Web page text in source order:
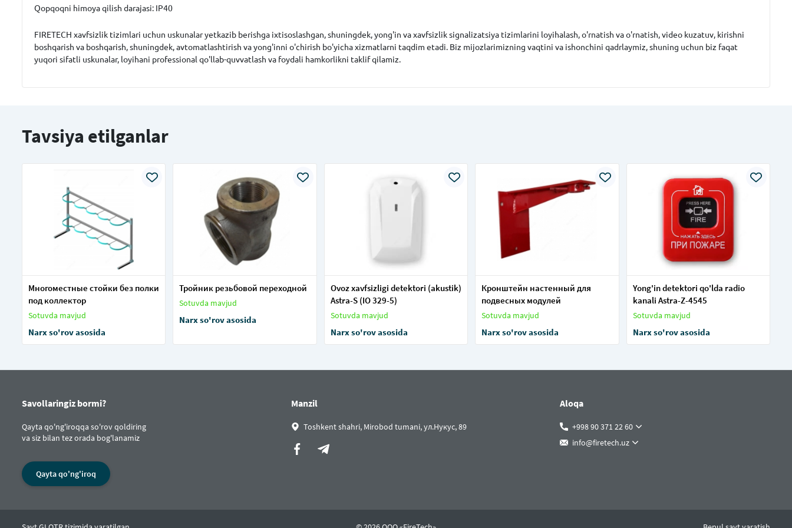
Qopqoqni himoya qilish darajasi: IP40
FIRETECH xavfsizlik tizimlari uchun uskunalar yetkazib berishga ixtisoslashgan, shuningdek, yong'in va xavfsizlik signalizatsiya tizimlarini loyihalash, o'rnatish va o'rnatish, video kuzatuv, kirishni
boshqarish va boshqarish, shuningdek, avtomatlashtirish va yong'inni o'chirish bo'yicha xizmatlarni taqdim etadi. Biz mijozlarimizning vaqtini va ishonchini qadrlaymiz, shuning uchun biz faqat
yuqori sifatli uskunalar, loyihani professional qo'llab-quvvatlash va foydali hamkorlikni taklif qilamiz.
Tavsiya etilganlar
Многоместные стойки без полки
под коллектор
Sotuvda mavjud
Narx so'rov asosida
Тройник резьбовой переходной
Sotuvda mavjud
Narx so'rov asosida
Ovoz xavfsizligi detektori (akustik)
Astra-S (IO 329-5)
Sotuvda mavjud
Narx so'rov asosida
Кронштейн настенный для
подвесных модулей
Sotuvda mavjud
Narx so'rov asosida
Yong'in detektori qo'lda radio
kanali Astra-Z-4545
Sotuvda mavjud
Narx so'rov asosida
Savollaringiz bormi?
Qayta qo'ng'iroqqa so'rov qoldiring
va siz bilan tez orada bog'lanamiz
Qayta qo'ng'iroq
Manzil
Toshkent shahri, Mirobod tumani, ул.Нукус, 89
Aloqa
+998 90 371 22 60
info@firetech.uz